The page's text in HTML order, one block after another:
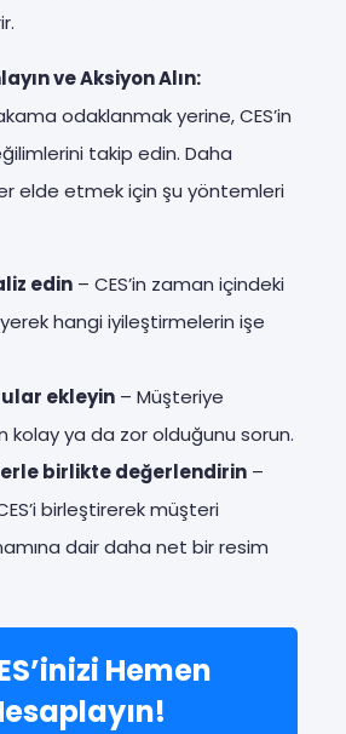
ve Aksiyon Alın:
odaklanmak yerine, CES’in
takip edin. Daha
elde etmek için şu yöntemleri
edin – CES’in zaman içindeki
hangi iyileştirmelerin işe
ekleyin – Müşteriye
kolay ya da zor olduğunu sorun.
birlikte değerlendirin –
birleştirerek müşteri
dair daha net bir resim
Hemen